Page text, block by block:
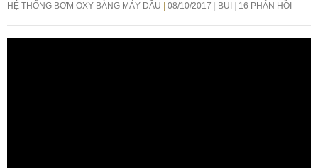
HỆ THỐNG BƠM OXY BẰNG MÁY DẦU 08/10/2017 BUI 16 PHẢN HỒI